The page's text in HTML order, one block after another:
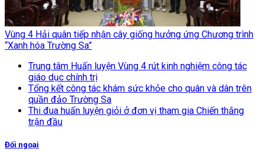
Vùng 4 Hải quân tiếp nhận cây giống hưởng ứng Chương trình
“Xanh hóa Trường Sa”
Trung tâm Huấn luyện Vùng 4 rút kinh nghiệm công tác
giáo dục chính trị
Tổng kết công tác khám sức khỏe cho quân và dân trên
quần đảo Trường Sa
Thi đua huấn luyện giỏi ở đơn vị tham gia Chiến thắng
trận đầu
Đối ngoại